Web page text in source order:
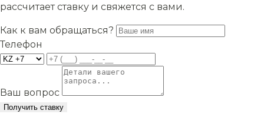
рассчитает ставку и свяжется с вами.
Как к вам обращаться?
Телефон
Ваш вопрос
Получить ставку